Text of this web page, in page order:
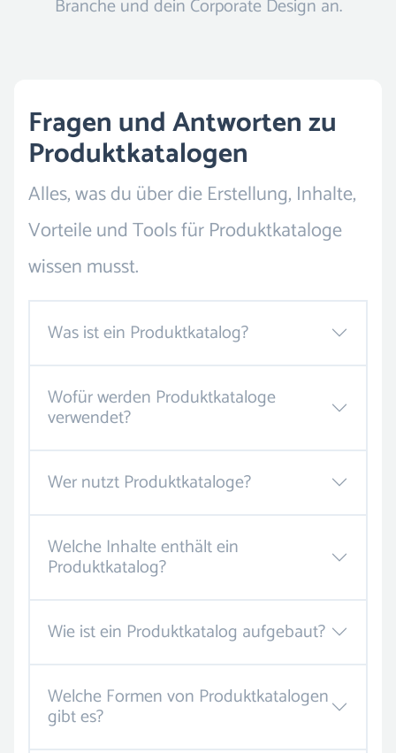
Branche und dein Corporate Design an.
Fragen und Antworten zu
Produktkatalogen
Alles, was du über die Erstellung, Inhalte,
Vorteile und Tools für Produktkataloge
wissen musst.
Was ist ein Produktkatalog?
Wofür werden Produktkataloge
verwendet?
Wer nutzt Produktkataloge?
Welche Inhalte enthält ein
Produktkatalog?
Wie ist ein Produktkatalog aufgebaut?
Welche Formen von Produktkatalogen
gibt es?